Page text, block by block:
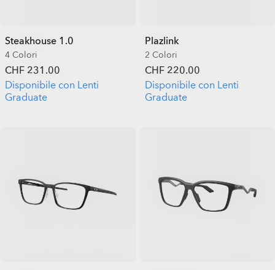
Steakhouse 1.0
4 Colori
CHF 231.00
Disponibile con Lenti
Graduate
Plazlink
2 Colori
CHF 220.00
Disponibile con Lenti
Graduate